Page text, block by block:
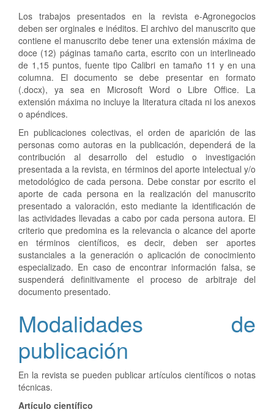
Los trabajos presentados en la revista e-Agronegocios
deben ser orginales e inéditos. El archivo del manuscrito que
contiene el manuscrito debe tener una extensión máxima de
doce (12) páginas tamaño carta, escrito con un interlineado
de 1,15 puntos, fuente tipo Calibri en tamaño 11 y en una
columna. El documento se debe presentar en formato
(.docx), ya sea en Microsoft Word o Libre Office. La
extensión máxima no incluye la literatura citada ni los anexos
o apéndices.
En publicaciones colectivas, el orden de aparición de las
personas como autoras en la publicación, dependerá de la
contribución al desarrollo del estudio o investigación
presentada a la revista, en términos del aporte intelectual y/o
metodológico de cada persona. Debe constar por escrito el
aporte de cada persona en la realización del manuscrito
presentado a valoración, esto mediante la identificación de
las actividades llevadas a cabo por cada persona autora. El
criterio que predomina es la relevancia o alcance del aporte
en términos científicos, es decir, deben ser aportes
sustanciales a la generación o aplicación de conocimiento
especializado. En caso de encontrar información falsa, se
suspenderá definitivamente el proceso de arbitraje del
documento presentado.
Modalidades de
publicación
En la revista se pueden publicar artículos científicos o notas
técnicas.
Artículo científico